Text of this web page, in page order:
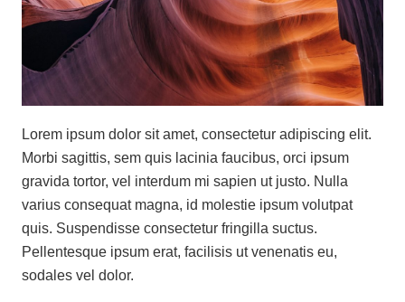
Lorem ipsum dolor sit amet, consectetur adipiscing elit.
Morbi sagittis, sem quis lacinia faucibus, orci ipsum
gravida tortor, vel interdum mi sapien ut justo. Nulla
varius consequat magna, id molestie ipsum volutpat
quis. Suspendisse consectetur fringilla suctus.
Pellentesque ipsum erat, facilisis ut venenatis eu,
sodales vel dolor.